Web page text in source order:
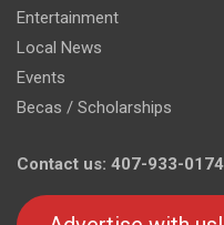
Entertainment
Local News
Events
Becas / Scholarships
Contact us: 407-933-